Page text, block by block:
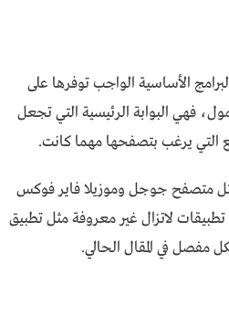
الأساسية الواجب توفرها على
فهي البوابة الرئيسية التي تجعل
التي يرغب بتصفحها مهما كانت.
مثل متصفح جوجل وموزيلا فاير فوكس
تطبيقات لاتزال غير معروفة مثل تطبيق
في المقال الحالي.